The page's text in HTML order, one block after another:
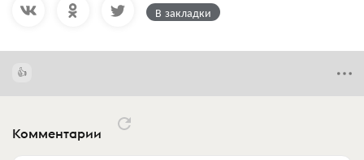
В закладки
Комментарии